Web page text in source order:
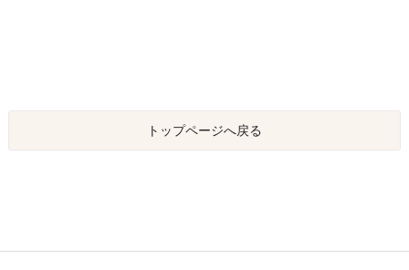
トップページへ戻る